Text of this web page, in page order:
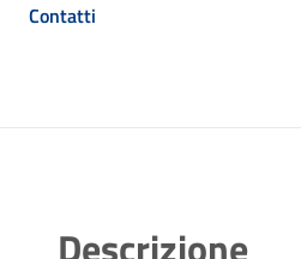
Contatti